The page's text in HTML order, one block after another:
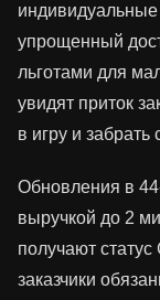
упрощенный
льготами для
увидят приток
в игру и
Обновления в
выручкой до 2
получают
заказчики